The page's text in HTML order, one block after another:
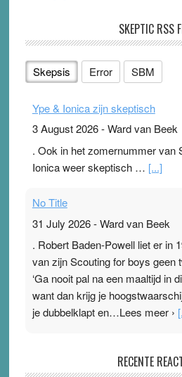
SKEPTIC RSS
Skepsis Error SBM
Ype & Ionica zijn skeptisch
3 August 2026-Ward van Beek
. Ook in het zomernummer van
Ionica weer skeptisch … [...]
No Title
31 July 2026-Ward van Beek
. Robert Baden-Powell liet er in
van zijn Scouting for boys geen
‘Ga nooit pal na een maaltijd in
want dan krijg je
je dubbelklapt en…Lees meer ›
Ward van Beek
RECENTE